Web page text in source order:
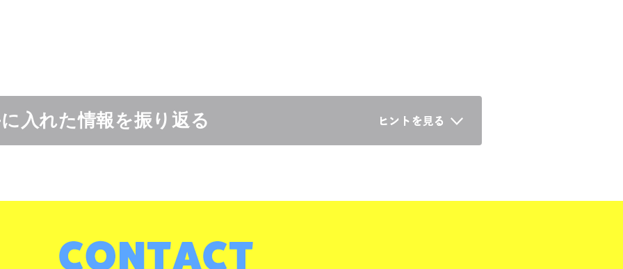
入れた情報を振り返る